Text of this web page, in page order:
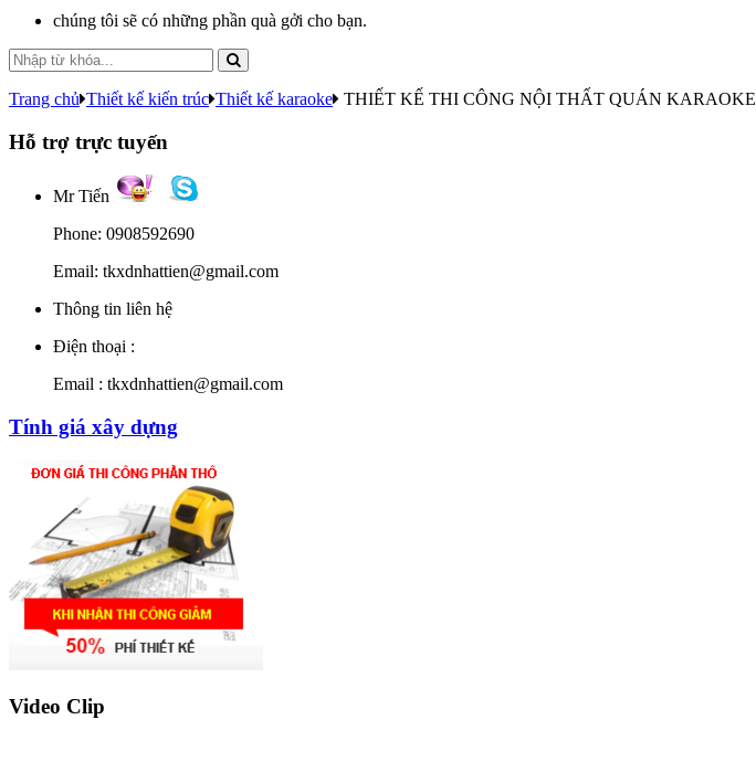
chúng tôi sẽ có những phần quà gởi cho bạn.
Trang chủ Thiết kế kiến trúc Thiết kế karaoke THIẾT KẾ THI CÔNG NỘI THẤT QUÁN KARAOKE
Hỗ trợ trực tuyến
Mr Tiến
Phone: 0908592690
Email: tkxdnhattien@gmail.com
Thông tin liên hệ
Điện thoại :
Email : tkxdnhattien@gmail.com
Tính giá xây dựng
Video Clip